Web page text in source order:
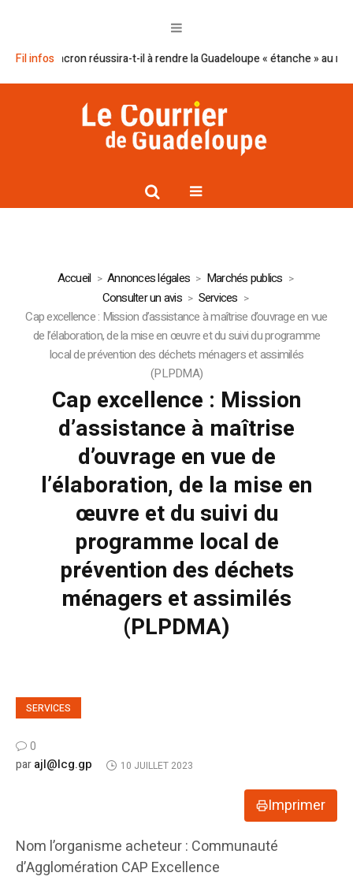
Fil infos
plan Macron réussira-t-il à rendre la Guadeloupe « étanche » au
Accueil Annonces légales
Marchés publics
Consulter un avis
Services
Cap excellence : Mission d’assistance à maîtrise d’ouvrage en vue
de l’élaboration, de la mise en œuvre et du suivi du programme
local de prévention des déchets ménagers et assimilés
(PLPDMA)
Cap excellence : Mission
d’assistance à maîtrise
d’ouvrage en vue de
l’élaboration, de la mise en
œuvre et du suivi du
programme local de
prévention des déchets
ménagers et assimilés
(PLPDMA)
SERVICES
0
parajl@lcg.gp 10 JUILLET 2023
Imprimer
Nom l’organisme acheteur : Communauté
d’Agglomération CAP Excellence